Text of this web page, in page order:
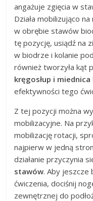
angażuje zgięcia w
Działa mobilizująco
w obrębie stawów
tę pozycję, usiądź na
w biodrze i kolanie
również tworzyła kąt
kręgosłup i miednica
efektywności tego
Z tej pozycji można
mobilizacyjne. Na
mobilizację rotacji,
najpierw w jedną
działanie przyczynia
stawów. Aby jeszcze
ćwiczenia, dociśnij
zewnętrznej do